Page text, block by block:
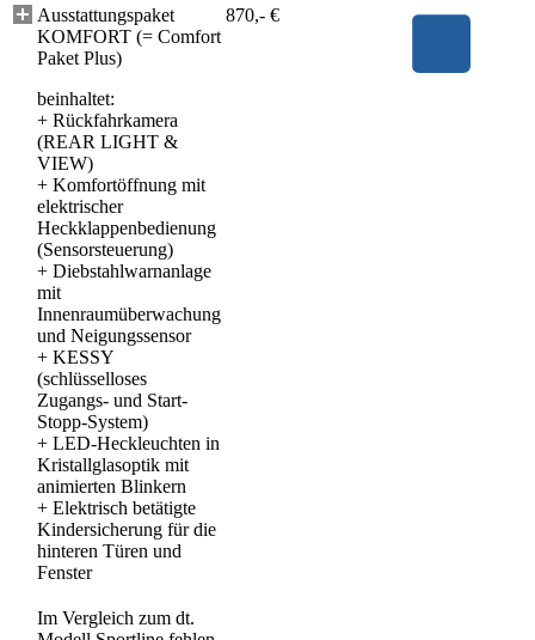
Ausstattungspaket
KOMFORT (= Comfort
Paket Plus)
beinhaltet:
+ Rückfahrkamera
(REAR LIGHT &
VIEW)
+ Komfortöffnung mit
elektrischer
Heckklappenbedienung
(Sensorsteuerung)
+ Diebstahlwarnanlage
mit
Innenraumüberwachung
und Neigungssensor
+ KESSY
(schlüsselloses
Zugangs- und Start-
Stopp-System)
+ LED-Heckleuchten in
Kristallglasoptik mit
animierten Blinkern
+ Elektrisch betätigte
Kindersicherung für die
hinteren Türen und
Fenster
870,- €
Im Vergleich zum dt.